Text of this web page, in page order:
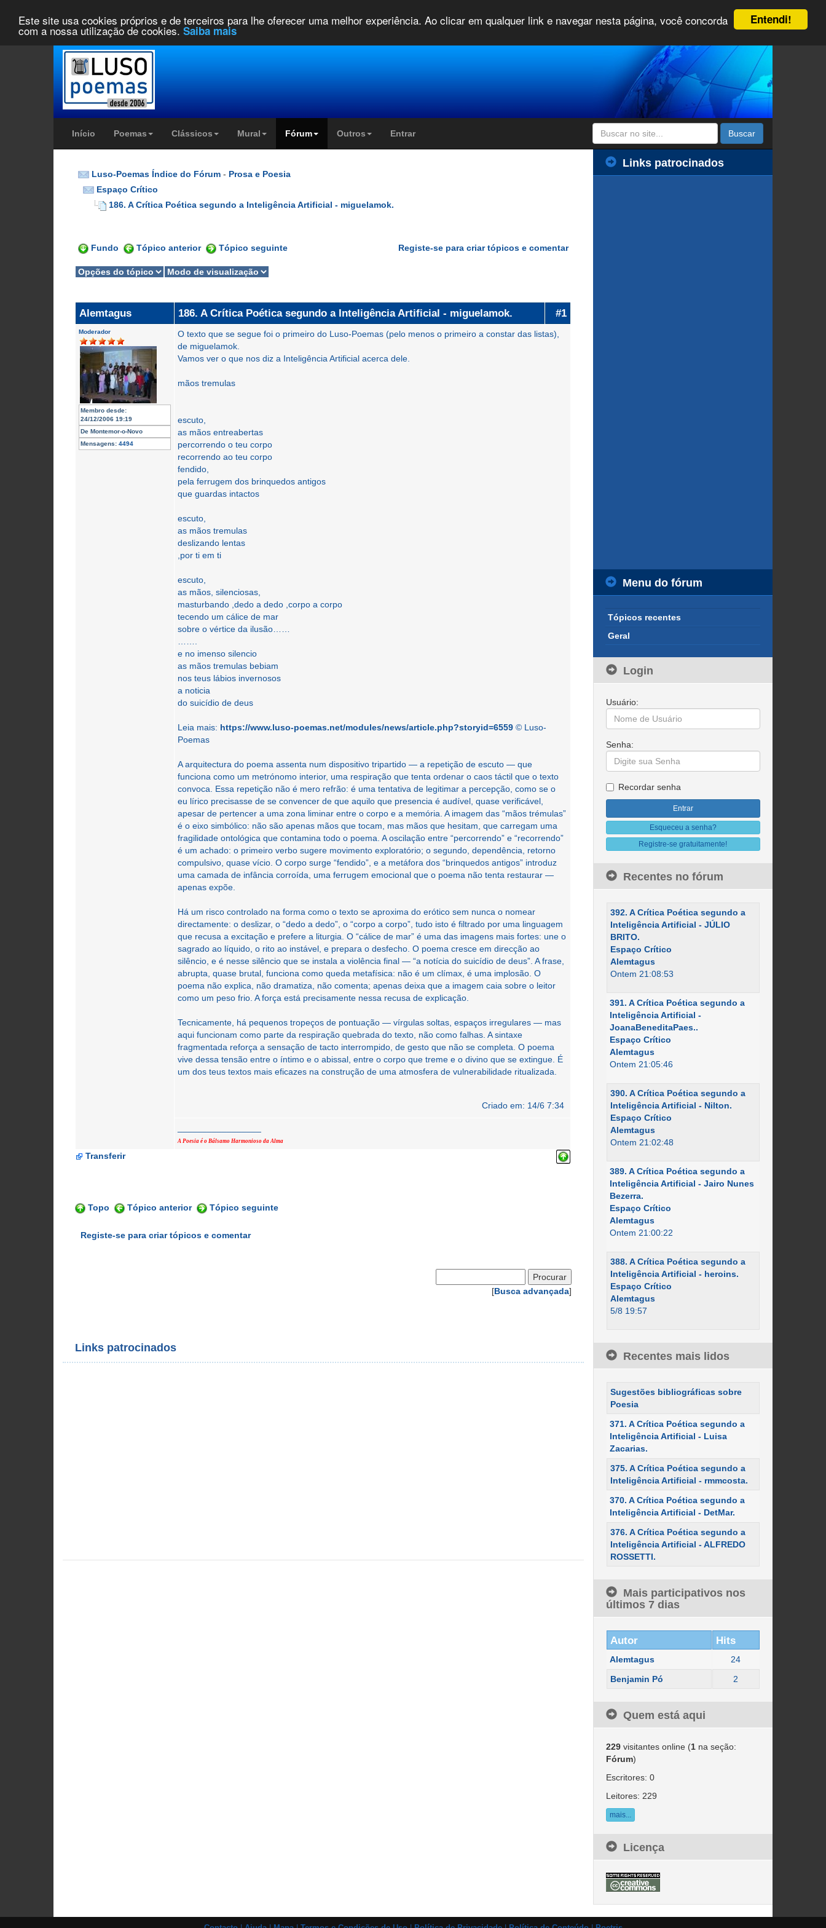
Entendi!
Este site usa cookies próprios e de terceiros para lhe oferecer uma melhor experiência. Ao clicar em qualquer link e navegar nesta página, você concorda
com a nossa utilização de cookies. Saiba mais
Início Poemas Clássicos Mural Fórum Outros Entrar Buscar
Luso-Poemas Índice do Fórum - Prosa e Poesia
Espaço Crítico
186. A Crítica Poética segundo a Inteligência Artificial - miguelamok.
Fundo Tópico anterior Tópico seguinte Registe-se para criar tópicos e comentar
Alemtagus 186. A Crítica Poética segundo a Inteligência Artificial - miguelamok. #1
Moderador
Membro desde:
24/12/2006 19:19
De Montemor-o-Novo
Mensagens: 4494
O texto que se segue foi o primeiro do Luso-Poemas (pelo menos o primeiro a constar das listas),
de miguelamok.
Vamos ver o que nos diz a Inteligência Artificial acerca dele.
mãos tremulas
escuto,
as mãos entreabertas
percorrendo o teu corpo
recorrendo ao teu corpo
fendido,
pela ferrugem dos brinquedos antigos
que guardas intactos
escuto,
as mãos tremulas
deslizando lentas
,por ti em ti
escuto,
as mãos, silenciosas,
masturbando ,dedo a dedo ,corpo a corpo
tecendo um cálice de mar
sobre o vértice da ilusão……
e no imenso silencio
as mãos tremulas bebiam
nos teus lábios invernosos
a noticia
do suicídio de deus
Leia mais: https://www.luso-poemas.net/modules/news/article.php?storyid=6559 © Luso-
Poemas
A arquitectura do poema assenta num dispositivo tripartido — a repetição de escuto — que
funciona como um metrónomo interior, uma respiração que tenta ordenar o caos táctil que o texto
convoca. Essa repetição não é mero refrão: é uma tentativa de legitimar a percepção, como se o
eu lírico precisasse de se convencer de que aquilo que presencia é audível, quase verificável,
apesar de pertencer a uma zona liminar entre o corpo e a memória. A imagem das “mãos trémulas”
é o eixo simbólico: não são apenas mãos que tocam, mas mãos que hesitam, que carregam uma
fragilidade ontológica que contamina todo o poema. A oscilação entre “percorrendo” e “recorrendo”
é um achado: o primeiro verbo sugere movimento exploratório; o segundo, dependência, retorno
compulsivo, quase vício. O corpo surge “fendido”, e a metáfora dos “brinquedos antigos” introduz
uma camada de infância corroída, uma ferrugem emocional que o poema não tenta restaurar —
apenas expõe.
Há um risco controlado na forma como o texto se aproxima do erótico sem nunca o nomear
directamente: o deslizar, o “dedo a dedo”, o “corpo a corpo”, tudo isto é filtrado por uma linguagem
que recusa a excitação e prefere a liturgia. O “cálice de mar” é uma das imagens mais fortes: une o
sagrado ao líquido, o rito ao instável, e prepara o desfecho. O poema cresce em direcção ao
silêncio, e é nesse silêncio que se instala a violência final — “a notícia do suicídio de deus”. A frase,
abrupta, quase brutal, funciona como queda metafísica: não é um clímax, é uma implosão. O
poema não explica, não dramatiza, não comenta; apenas deixa que a imagem caia sobre o leitor
como um peso frio. A força está precisamente nessa recusa de explicação.
Tecnicamente, há pequenos tropeços de pontuação — vírgulas soltas, espaços irregulares — mas
aqui funcionam como parte da respiração quebrada do texto, não como falhas. A sintaxe
fragmentada reforça a sensação de tacto interrompido, de gesto que não se completa. O poema
vive dessa tensão entre o íntimo e o abissal, entre o corpo que treme e o divino que se extingue. É
um dos teus textos mais eficazes na construção de uma atmosfera de vulnerabilidade ritualizada.
Criado em: 14/6 7:34
A Poesia é o Bálsamo Harmonioso da Alma
Transferir
Topo Tópico anterior Tópico seguinte
Registe-se para criar tópicos e comentar
[Busca advançada]
Links patrocinados
Links patrocinados
Menu do fórum
Tópicos recentes
Geral
Login
Usuário:
Senha:
Recordar senha
Esqueceu a senha?
Registre-se gratuitamente!
Recentes no fórum
392. A Crítica Poética segundo a
Inteligência Artificial - JÚLIO
BRITO.
Espaço Crítico
Alemtagus
Ontem 21:08:53
391. A Crítica Poética segundo a
Inteligência Artificial -
JoanaBeneditaPaes..
Espaço Crítico
Alemtagus
Ontem 21:05:46
390. A Crítica Poética segundo a
Inteligência Artificial - Nilton.
Espaço Crítico
Alemtagus
Ontem 21:02:48
389. A Crítica Poética segundo a
Inteligência Artificial - Jairo Nunes
Bezerra.
Espaço Crítico
Alemtagus
Ontem 21:00:22
388. A Crítica Poética segundo a
Inteligência Artificial - heroins.
Espaço Crítico
Alemtagus
5/8 19:57
Recentes mais lidos
Sugestões bibliográficas sobre
Poesia
371. A Crítica Poética segundo a
Inteligência Artificial - Luisa
Zacarias.
375. A Crítica Poética segundo a
Inteligência Artificial - rmmcosta.
370. A Crítica Poética segundo a
Inteligência Artificial - DetMar.
376. A Crítica Poética segundo a
Inteligência Artificial - ALFREDO
ROSSETTI.
Mais participativos nos
últimos 7 dias
Autor Hits
Alemtagus
24
Benjamin Pó
2
Quem está aqui
229visitantes online (1na seção:
Fórum)
Escritores: 0
Leitores: 229
mais...
Licença